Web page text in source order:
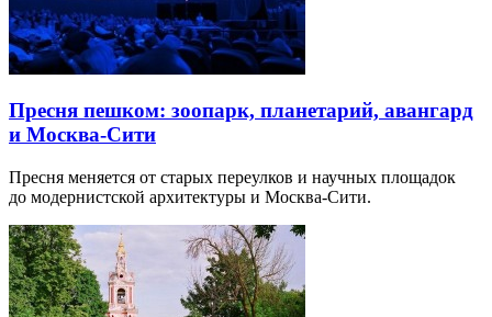
Пресня пешком: зоопарк, планетарий, авангард
и Москва-Сити
Пресня меняется от старых переулков и научных площадок
до модернистской архитектуры и Москва-Сити.